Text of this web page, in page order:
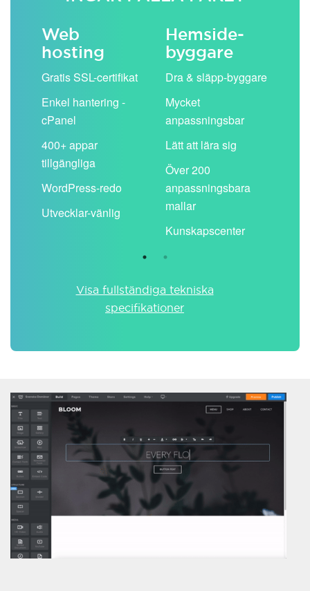
Web
hosting
Gratis SSL-certifikat
Enkel hantering -
cPanel
400+ appar
tillgängliga
WordPress-redo
Utvecklar-vänlig
Hemside­
byggare
Dra & släpp-byggare
Mycket
anpassningsbar
Lätt att lära sig
Över 200
anpassningsbara
mallar
Kunskapscenter
Visa fullständiga tekniska
specifikationer